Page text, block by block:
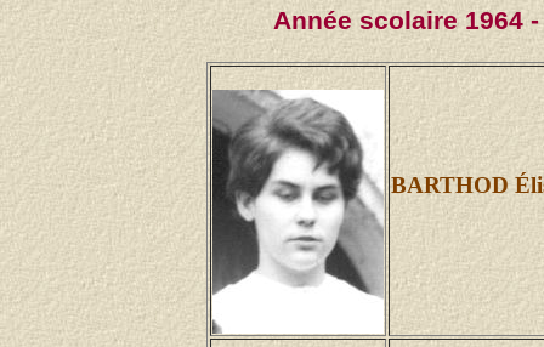
Année scolaire 1964
BARTHOD